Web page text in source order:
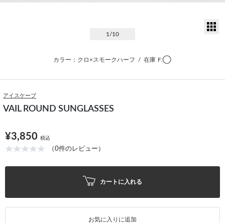
1 /10
カラー：クロ×スモークハーフ / 在庫 F:◯
アイスケープ
VAIL ROUND SUNGLASSES
¥3,850 税込
（0件のレビュー）
カートに入れる
お気に入りに追加